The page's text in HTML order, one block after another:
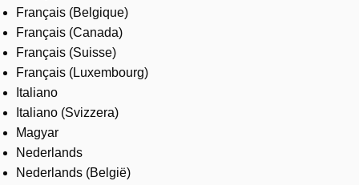
Français (Belgique)
Français (Canada)
Français (Suisse)
Français (Luxembourg)
Italiano
Italiano (Svizzera)
Magyar
Nederlands
Nederlands (België)